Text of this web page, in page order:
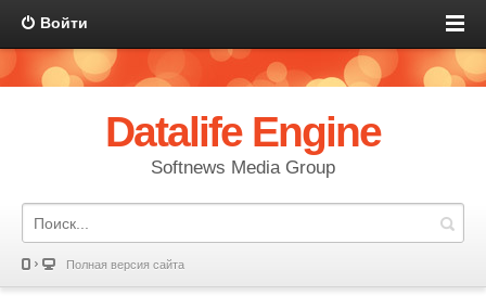
Войти
Datalife Engine
Softnews Media Group
Полная версия сайта